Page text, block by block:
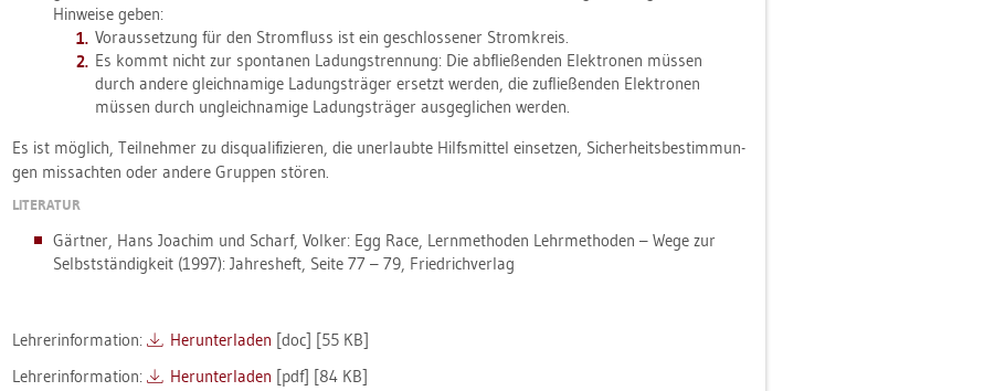
Hin­wei­se geben:
Vor­aus­set­zung für den Strom­fluss ist ein ge­schlos­se­ner Strom­kreis.
Es kommt nicht zur spon­ta­nen La­dungs­t­ren­nung: Die ab­flie­ßen­den Elek­tro­nen müs­sen
durch an­de­re gleich­na­mi­ge La­dungs­trä­ger er­setzt wer­den, die zu­flie­ßen­den Elek­tro­nen
müs­sen durch un­gleich­na­mi­ge La­dungs­trä­ger aus­ge­gli­chen wer­den.
Es ist mög­lich, Teil­neh­mer zu dis­qua­li­fi­zie­ren, die un­er­laub­te Hilfs­mit­tel ein­set­zen, Si­cher­heits­be­stim­mun­
gen miss­ach­ten oder an­de­re Grup­pen stö­ren.
LI­TE­RA­TUR
Gärt­ner, Hans Joa­chim und Scharf, Vol­ker: Egg Race, Lern­me­tho­den Lehr­me­tho­den – Wege zur
Selbst­stän­dig­keit (1997): Jah­res­heft, Seite 77 – 79, Fried­rich­ver­lag
Leh­rer­in­for­ma­ti­on: Her­un­ter­la­den [doc] [55 KB]
Leh­rer­in­for­ma­ti­on:
Her­un­ter­la­den [pdf] [84 KB]